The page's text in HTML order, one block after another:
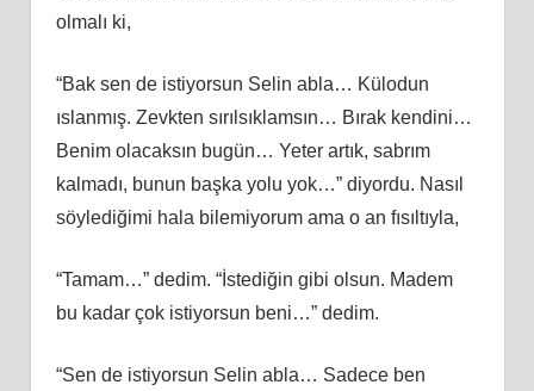
olmalı ki,
“Bak sen de istiyorsun Selin abla… Külodun
ıslanmış. Zevkten sırılsıklamsın… Bırak kendini…
Benim olacaksın bugün… Yeter artık, sabrım
kalmadı, bunun başka yolu yok…” diyordu. Nasıl
söylediğimi hala bilemiyorum ama o an fısıltıyla,
“Tamam…” dedim. “İstediğin gibi olsun. Madem
bu kadar çok istiyorsun beni…” dedim.
“Sen de istiyorsun Selin abla… Sadece ben